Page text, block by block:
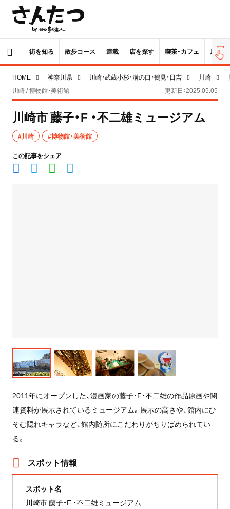
街を知る 散歩コース 連載 店を探す 喫茶・カフェ 居酒屋
HOME 神奈川県 川崎・武蔵小杉・溝の口・鶴見・日吉 川崎
川崎 / 博物館・美術館
更新日：2025.05.05
川崎市 藤子・F ・不二雄ミュージアム
#川崎 #博物館・美術館
この記事をシェア
2011年にオープンした、漫画家の藤子・F・不二雄の作品原画や関
連資料が展示されているミュージアム。展示の高さや、館内にひ
そむ隠れキャラなど、館内随所にこだわりがちりばめられてい
る。
スポット情報
スポット名
川崎市 藤子・F ・不二雄ミュージアム